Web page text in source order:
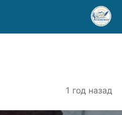
1 год назад